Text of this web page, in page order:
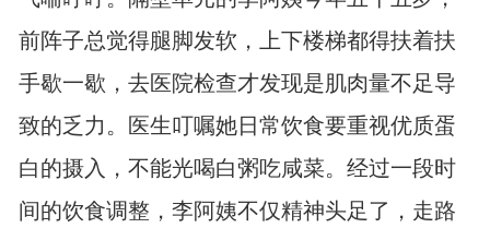
前阵子总觉得腿脚发软，上下楼梯都得扶着扶
手歇一歇，去医院检查才发现是肌肉量不足导
致的乏力。医生叮嘱她日常饮食要重视优质蛋
白的摄入，不能光喝白粥吃咸菜。经过一段时
间的饮食调整，李阿姨不仅精神头足了，走路